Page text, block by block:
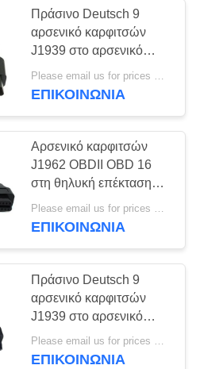
Πράσινο Deutsch 9
αρσενικό καρφιτσών
J1939 στο αρσενικό
J1962 OBD2 OBD-ΙΙ
ΜΠΟΡΕΊ να μεταφέρει
ΕΠΙΚΟΙΝΩΝΊΑ
Αρσενικό καρφιτσών
J1962 OBDII OBD 16
στη θηλυκή επέκταση
OBD2 γύρω από το
καλώδιο
Please email us for prices MOQ:100 τεμ
ΕΠΙΚΟΙΝΩΝΊΑ
Πράσινο Deutsch 9
αρσενικό καρφιτσών
J1939 στο αρσενικό
J1962 OBD OBD-ΙΙ
ΜΠΟΡΕΊ να μεταφέρει
Please email us for prices MOQ:100 τεμ
ΕΠΙΚΟΙΝΩΝΊΑ